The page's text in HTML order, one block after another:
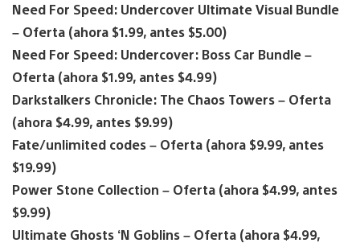
Need For Speed: Undercover Ultimate Visual Bundle
– Oferta (ahora $1.99, antes $5.00)
Need For Speed: Undercover: Boss Car Bundle –
Oferta (ahora $1.99, antes $4.99)
Darkstalkers Chronicle: The Chaos Towers – Oferta
(ahora $4.99, antes $9.99)
Fate/unlimited codes – Oferta (ahora $9.99, antes
$19.99)
Power Stone Collection – Oferta (ahora $4.99, antes
$9.99)
Ultimate Ghosts ‘N Goblins – Oferta (ahora $4.99,